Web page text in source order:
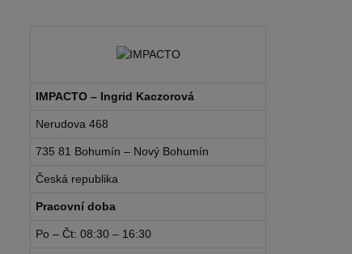
IMPACTO – Ingrid Kaczorová
Nerudova 468
735 81 Bohumín – Nový Bohumín
Česká republika
Pracovní doba
Po – Čt: 08:30 – 16:30